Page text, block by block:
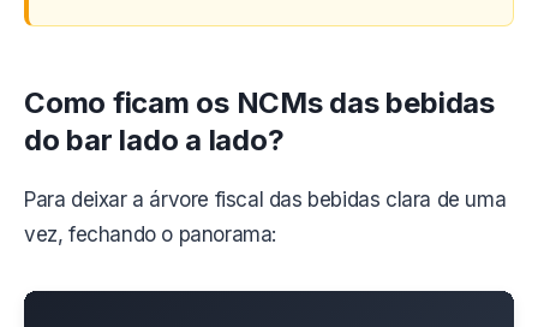
Como ficam os NCMs das bebidas
do bar lado a lado?
Para deixar a árvore fiscal das bebidas clara de uma
vez, fechando o panorama: